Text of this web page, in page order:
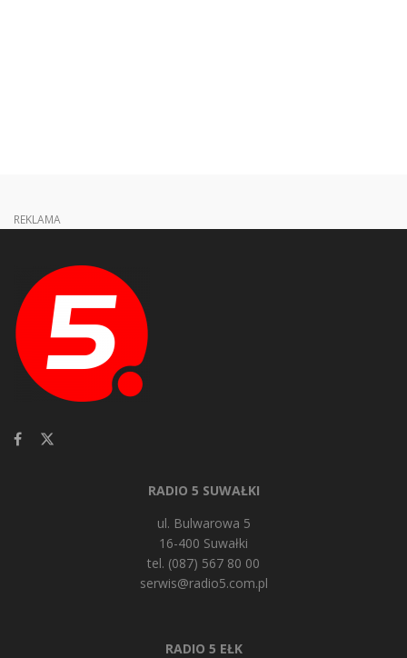
REKLAMA
RADIO 5 SUWAŁKI
ul. Bulwarowa 5
16-400 Suwałki
tel. (087) 567 80 00
serwis@radio5.com.pl
RADIO 5 EŁK